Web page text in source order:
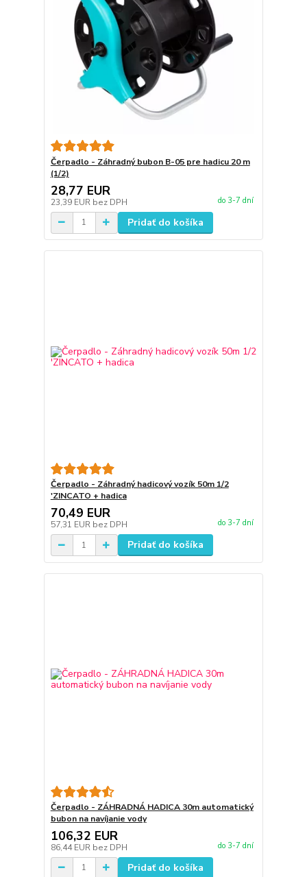
Čerpadlo - Záhradný bubon B-05 pre hadicu 20 m
(1/2)
28,77 EUR
23,39 EUR bez DPH do 3-7 dní
Pridať do košíka
Čerpadlo - Záhradný hadicový vozík 50m 1/2
'ZINCATO + hadica
70,49 EUR
57,31 EUR bez DPH do 3-7 dní
Pridať do košíka
Čerpadlo - ZÁHRADNÁ HADICA 30m automatický
bubon na navíjanie vody
106,32 EUR
86,44 EUR bez DPH do 3-7 dní
Pridať do košíka